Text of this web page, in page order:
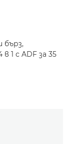
бърз,
1 с ADF за 35